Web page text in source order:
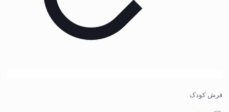
فرش کودک